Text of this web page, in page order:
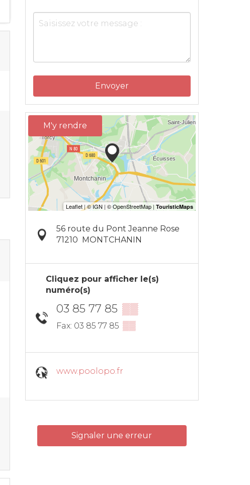
Envoyer
M'y rendre
56 route du Pont Jeanne Rose
71210 MONTCHANIN
Cliquez pour afficher le(s)
numéro(s)
03 85 77 85 ▒▒
Fax: 03 85 77 85 ▒▒
www.poolopo.fr
Signaler une erreur